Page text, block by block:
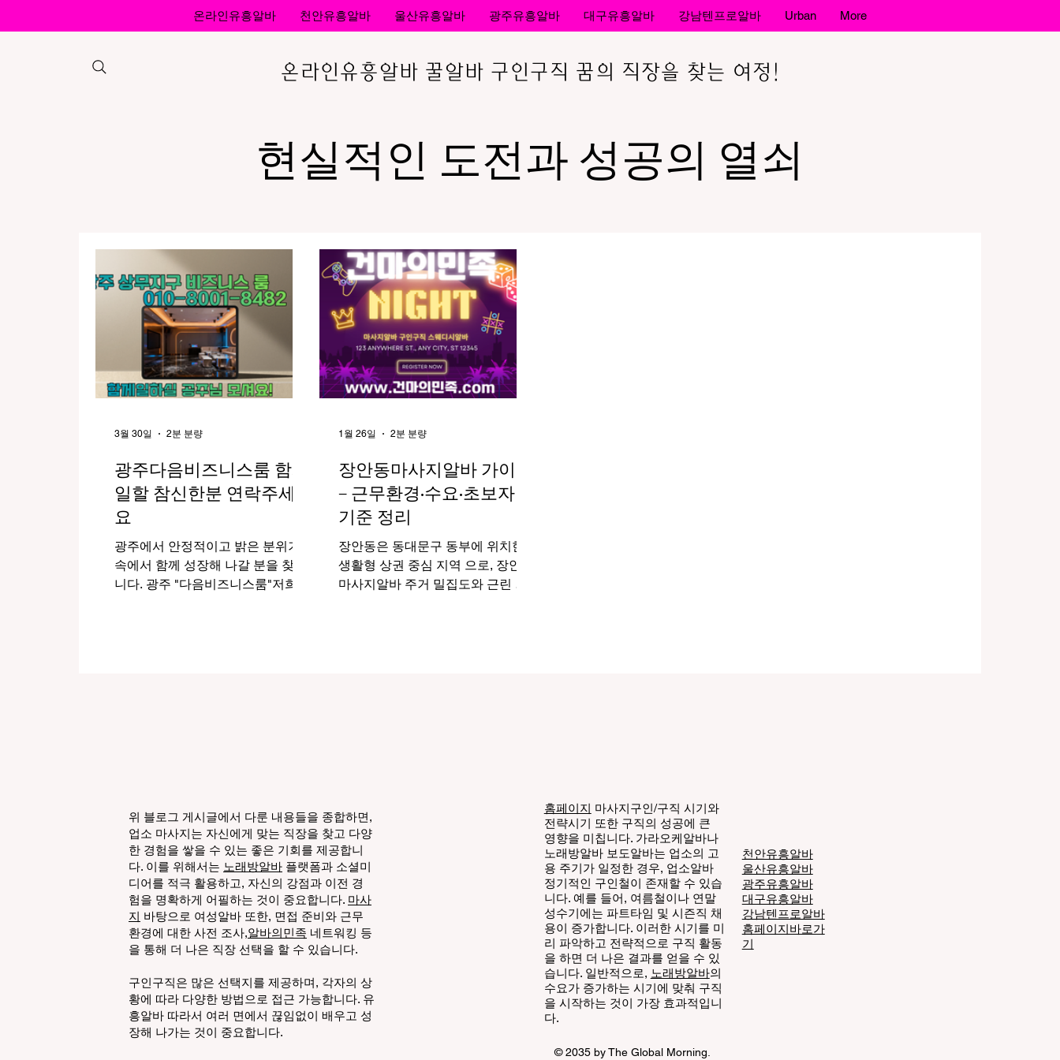
온라인유흥알바 천안유흥알바 울산유흥알바 광주유흥알바 대구유흥알바 강남텐프로알바 Urban More
온라인유흥알바 꿀알바 구인구직 꿈의 직장을 찾는 여정!
현실적인 도전과 성공의 열쇠
광주다음비즈니스룸 함게
일할 참신한분 연락주세
요
광주에서 안정적이고 밝은 분위기
속에서 함께 성장해 나갈 분을 찾습
니다. 광주 "다음비즈니스룸"저희는
작하시는 분들도 부담 없이 문의 주
셔도 괜찮습니다. 경력이 있으신 분
들은 그에 맞는 우대 조건도 준비되
어 있으니 편하게 상담해보시길 바
랍니다. 광주다음비즈니스룸 공주
님 모셔요! 근무 환경은 깔끔하고 쾌
적하게 유지되고 있으며, 개인의 프
라이버시를 존중하는 시스템으로
한 것은 서로 간의 신뢰와 예의를 바
탕으로 일하는 것이며, 무리한 요구
없이 안정적인
3월 30일 2분 분량
장안동마사지알바 가이드
– 근무환경·수요·초보자
기준 정리
장안동은 동대문구 동부에 위치한
생활형 상권 중심 지역 으로, 장안동
마사지알바 주거 밀집도와 근린 상
있다. 인근 공단·물류·자영업 종사
자, 거주민 비중이 높아 단골 위주
구조가 특징이다. 장안동마사지알
바 일회성 손님보다 재방문 고객이
많아 매장 분위기가 비교적 차분하
고, 서비스 기본기를 중요하게 본다.
또한 주간과 야간 수요가 크게 치우
치지 않아, 특정 시간대에만 몰리는
근무 형태 장안동 마사지알바는 다
음과 같은 형태로 운영되는 경우가
많다.
1월 26일 2분 분량
위 블로그 게시글에서 다룬 내용들을 종합하면,
업소 마사지는 자신에게 맞는 직장을 찾고 다양
한 경험을 쌓을 수 있는 좋은 기회를 제공합니
다. 이를 위해서는 노래방알바 플랫폼과 소셜미
디어를 적극 활용하고, 자신의 강점과 이전 경
험을 명확하게 어필하는 것이 중요합니다. 마사
지 바탕으로 여성알바 또한, 면접 준비와 근무
환경에 대한 사전 조사,알바의민족 네트워킹 등
을 통해 더 나은 직장 선택을 할 수 있습니다.
구인구직은 많은 선택지를 제공하며, 각자의 상
황에 따라 다양한 방법으로 접근 가능합니다. 유
흥알바 따라서 여러 면에서 끊임없이 배우고 성
장해 나가는 것이 중요합니다.
홈페이지 마사지구인/구직 시기와
전략시기 또한 구직의 성공에 큰
영향을 미칩니다. 가라오케알바나
노래방알바 보도알바는 업소의 고
용 주기가 일정한 경우, 업소알바
정기적인 구인철이 존재할 수 있습
니다. 예를 들어, 여름철이나 연말
성수기에는 파트타임 및 시즌직 채
용이 증가합니다. 이러한 시기를 미
리 파악하고 전략적으로 구직 활동
을 하면 더 나은 결과를 얻을 수 있
습니다. 일반적으로, 노래방알바의
수요가 증가하는 시기에 맞춰 구직
을 시작하는 것이 가장 효과적입니
다.
천안유흥알바
울산유흥알바
광주유흥알바
대구유흥알바
​강남텐프로알바
​홈페이지바로가
기
© 2035 by The Global Morning.